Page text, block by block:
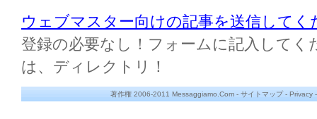
ウェブマスター向けの記事を送信してく
登録の必要なし！フォームに記入してく
は、ディレクトリ！
著作権 2006-2011 Messaggiamo.Com - サイトマップ- Privacy